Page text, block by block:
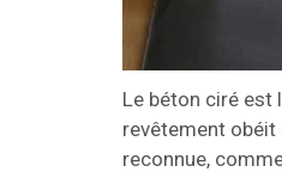
Le béton ciré est
revêtement obéit
reconnue,